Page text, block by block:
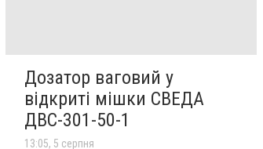
Дозатор ваговий у
відкриті мішки СВЕДА
ДВС-301-50-1
13:05, 5 серпня